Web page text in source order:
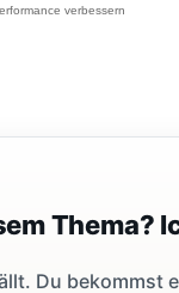
verbessern
Thema?
Du